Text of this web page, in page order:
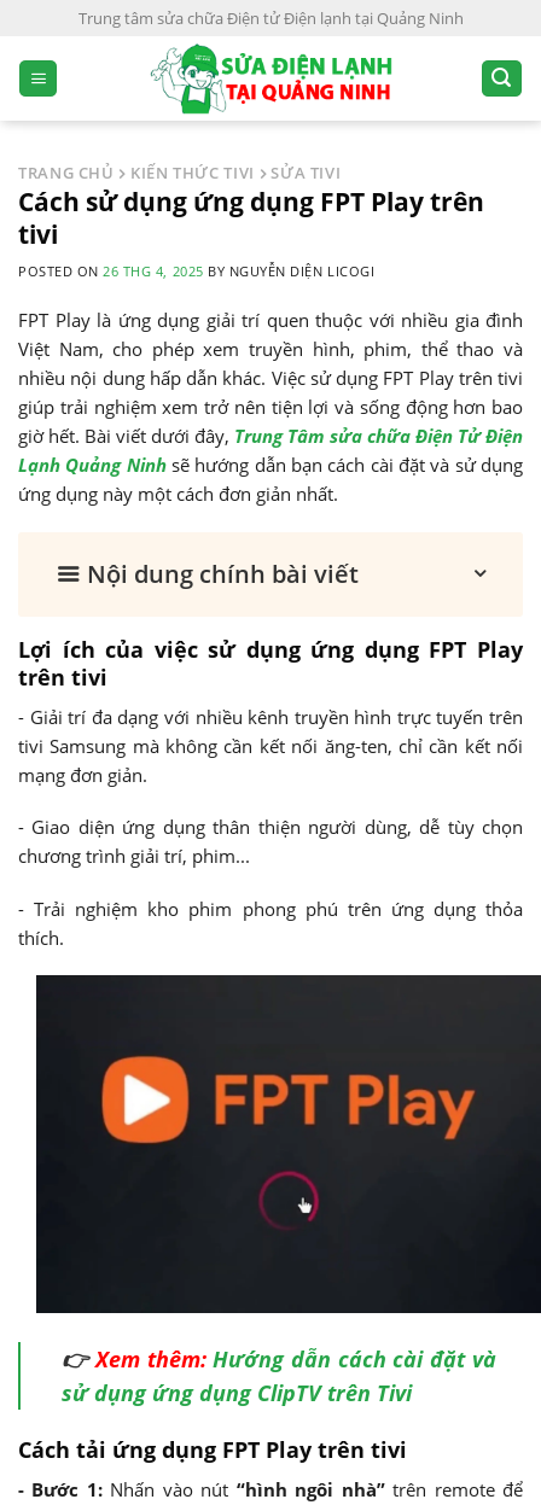
Trung tâm sửa chữa Điện tử Điện lạnh tại Quảng Ninh
TRANG CHỦ KIẾN THỨC TIVI SỬA TIVI
Cách sử dụng ứng dụng FPT Play trên
tivi
POSTED ON 26 THG 4, 2025 BY NGUYỄN DIỆN LICOGI
FPT Play là ứng dụng giải trí quen thuộc với nhiều gia đình
Việt Nam, cho phép xem truyền hình, phim, thể thao và
nhiều nội dung hấp dẫn khác. Việc sử dụng FPT Play trên tivi
giúp trải nghiệm xem trở nên tiện lợi và sống động hơn bao
giờ hết. Bài viết dưới đây, Trung Tâm sửa chữa Điện Tử Điện
Lạnh Quảng Ninhsẽ hướng dẫn bạn cách cài đặt và sử dụng
ứng dụng này một cách đơn giản nhất.
Nội dung chính bài viết
Lợi ích của việc sử dụng ứng dụng FPT Play
trên tivi
- Giải trí đa dạng với nhiều kênh truyền hình trực tuyến trên
tivi Samsung mà không cần kết nối ăng-ten, chỉ cần kết nối
mạng đơn giản.
- Giao diện ứng dụng thân thiện người dùng, dễ tùy chọn
chương trình giải trí, phim...
- Trải nghiệm kho phim phong phú trên ứng dụng thỏa
thích.
👉Xem thêm: Hướng dẫn cách cài đặt và
sử dụng ứng dụng ClipTV trên Tivi
Cách tải ứng dụng FPT Play trên tivi
- Bước 1: Nhấn vào nút “hình ngôi nhà”trên remote để